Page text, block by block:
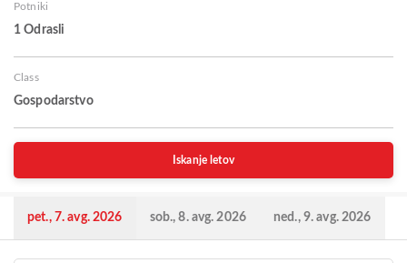
Potniki
1 Odrasli
Class
Gospodarstvo
Iskanje letov
pet., 7. avg. 2026 sob., 8. avg. 2026 ned., 9. avg. 2026